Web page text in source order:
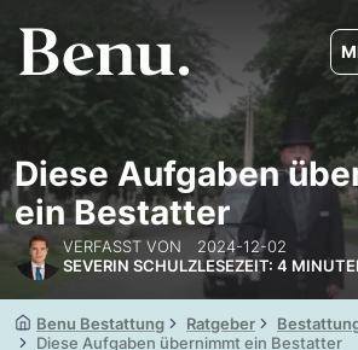
Diese Aufgaben
ein Bestatter
VERFASST VON
SEVERIN SCHULZ
2024-12-02
LESEZEIT: 4
Benu Bestattung Ratgeber
Diese Aufgaben übernimmt ein Bestatter